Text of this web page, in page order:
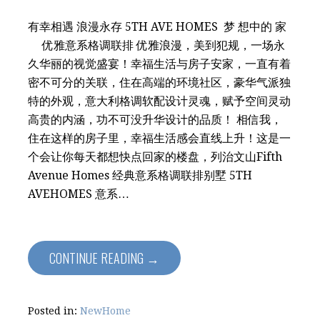
有幸相遇 浪漫永存 5TH AVE HOMES 梦 想中的 家
优雅意系格调联排 优雅浪漫，美到犯规，一场永
久华丽的视觉盛宴！幸福生活与房子安家，一直有着
密不可分的关联，住在高端的环境社区，豪华气派独
特的外观，意大利格调软配设计灵魂，赋予空间灵动
高贵的内涵，功不可没升华设计的品质！ 相信我，
住在这样的房子里，幸福生活感会直线上升！这是一
个会让你每天都想快点回家的楼盘，列治文山Fifth
Avenue Homes 经典意系格调联排别墅 5TH
AVEHOMES 意系…
CONTINUE READING →
Posted in: NewHome